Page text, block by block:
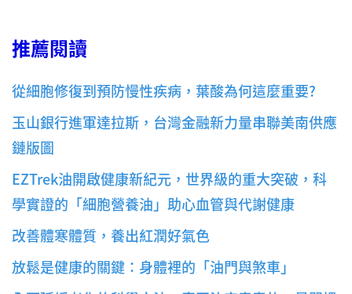
推薦閱讀
從細胞修復到預防慢性疾病，葉酸為何這麼重要?
玉山銀行進軍達拉斯，台灣金融新力量串聯美南供應
鏈版圖
EZTrek油開啟健康新紀元，世界級的重大突破，科
學實證的「細胞營養油」助心血管與代謝健康
改善體寒體質，養出紅潤好氣色
放鬆是健康的關鍵：身體裡的「油門與煞車」